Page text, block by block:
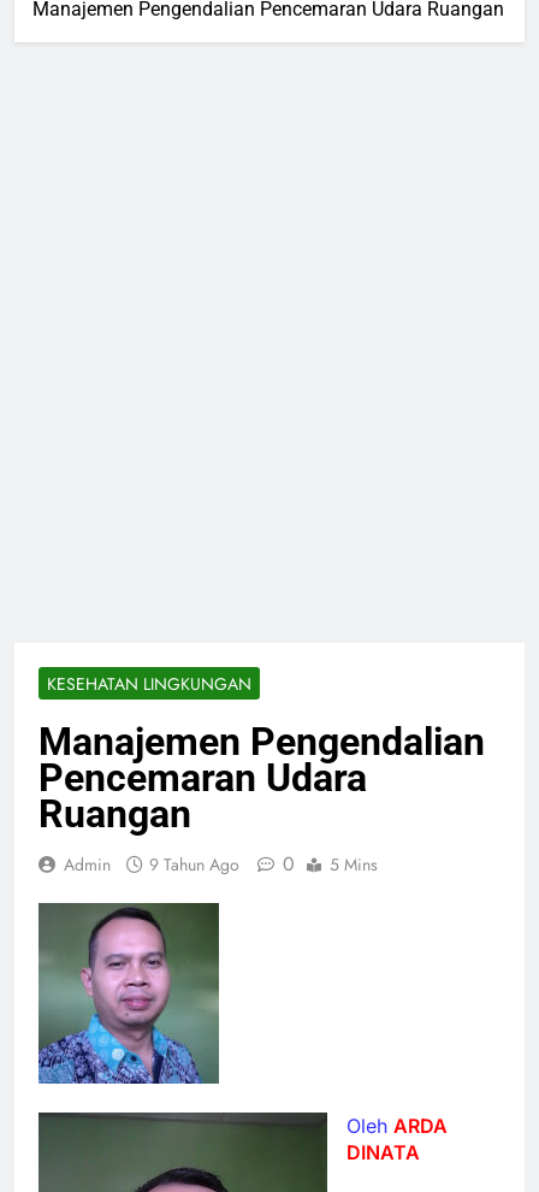
Manajemen Pengendalian Pencemaran Udara Ruangan
KESEHATAN LINGKUNGAN
Manajemen Pengendalian
Pencemaran Udara
Ruangan
Admin 9 Tahun Ago 0 5 Mins
Oleh ARDA
DINATA